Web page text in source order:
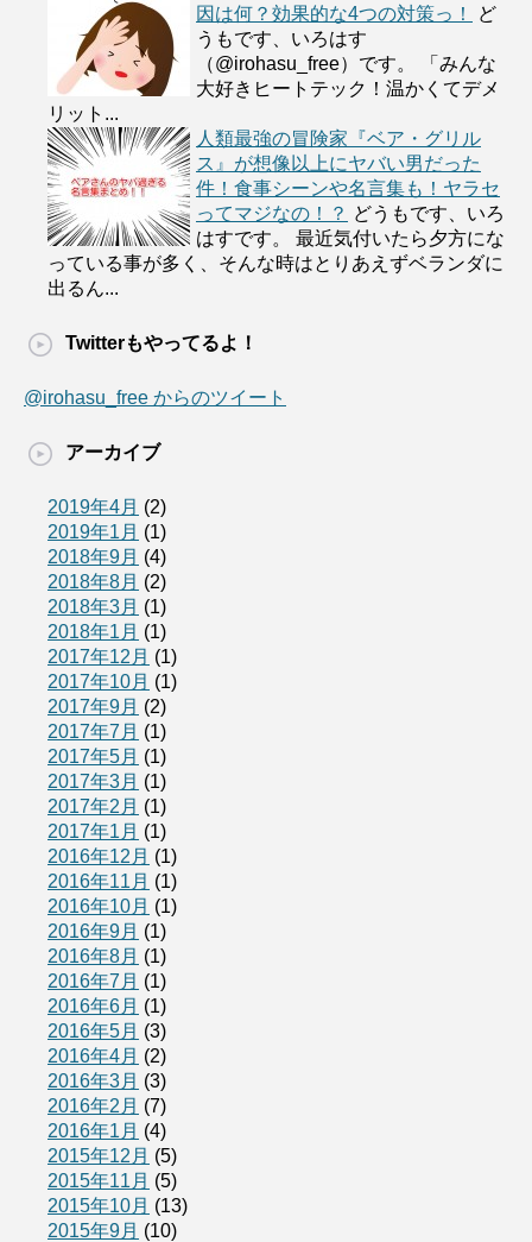
因は何？効果的な4つの対策っ！
ど
うもです、いろはす
（@irohasu_free）です。 「みんな
大好きヒートテック！温かくてデメ
リット...
人類最強の冒険家『ベア・グリル
ス』が想像以上にヤバい男だった
件！食事シーンや名言集も！ヤラセ
ってマジなの！？ どうもです、いろ
はすです。 最近気付いたら夕方にな
っている事が多く、そんな時はとりあえずベランダに
出るん...
Twitterもやってるよ！
@irohasu_free からのツイート
アーカイブ
2019年4月 (2)
2019年1月 (1)
2018年9月 (4)
2018年8月 (2)
2018年3月 (1)
2018年1月 (1)
2017年12月 (1)
2017年10月 (1)
2017年9月 (2)
2017年7月 (1)
2017年5月 (1)
2017年3月 (1)
2017年2月 (1)
2017年1月 (1)
2016年12月 (1)
2016年11月 (1)
2016年10月 (1)
2016年9月 (1)
2016年8月 (1)
2016年7月 (1)
2016年6月 (1)
2016年5月 (3)
2016年4月 (2)
2016年3月 (3)
2016年2月 (7)
2016年1月 (4)
2015年12月 (5)
2015年11月 (5)
2015年10月 (13)
2015年9月 (10)